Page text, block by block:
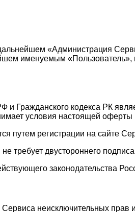
«Администрация
именуемым
и Гражданского кодекса РК
условия настоящей
путем регистрации на сайте
двустороннего
законодательства
неисключительных прав